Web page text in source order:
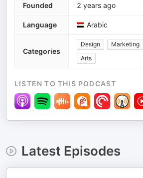
Founded 2 years ago
Language Arabic
Categories
Design Marketing
Arts
LISTEN TO THIS PODCAST
Latest Episodes